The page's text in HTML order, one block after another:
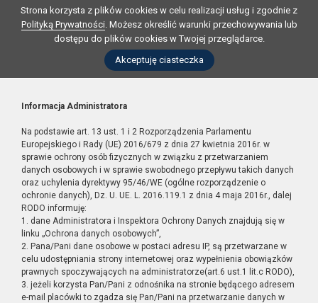
Strona korzysta z plików cookies w celu realizacji usług i zgodnie z
Polityką Prywatności. Możesz określić warunki przechowywania lub
dostępu do plików cookies w Twojej przeglądarce.
Akceptuję ciasteczka
Informacja Administratora
Na podstawie art. 13 ust. 1 i 2 Rozporządzenia Parlamentu
Europejskiego i Rady (UE) 2016/679 z dnia 27 kwietnia 2016r. w
sprawie ochrony osób fizycznych w związku z przetwarzaniem
danych osobowych i w sprawie swobodnego przepływu takich danych
oraz uchylenia dyrektywy 95/46/WE (ogólne rozporządzenie o
ochronie danych), Dz. U. UE. L. 2016.119.1 z dnia 4 maja 2016r., dalej
RODO informuję:
1. dane Administratora i Inspektora Ochrony Danych znajdują się w
linku „Ochrona danych osobowych”,
2. Pana/Pani dane osobowe w postaci adresu IP, są przetwarzane w
celu udostępniania strony internetowej oraz wypełnienia obowiązków
prawnych spoczywających na administratorze(art.6 ust.1 lit.c RODO),
3. jeżeli korzysta Pan/Pani z odnośnika na stronie będącego adresem
e-mail placówki to zgadza się Pan/Pani na przetwarzanie danych w